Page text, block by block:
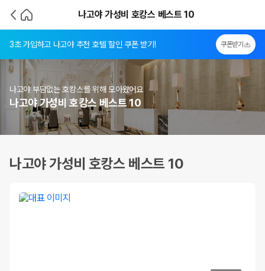
나고야 가성비 호캉스 베스트 10
3초 가입하고 나고야 추천 호텔 할인 쿠폰 받기! 쿠폰받기
나고야 부담없는 호캉스를 위해 모아왔어요
나고야 가성비 호캉스 베스트 10
나고야 가성비 호캉스 베스트 10